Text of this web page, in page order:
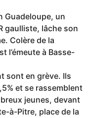
Guadeloupe, un
gaulliste, lâche son
Colère de la
l’émeute à Basse-
sont en grève. Ils
et se rassemblent
jeunes, devant
à-Pitre, place de la